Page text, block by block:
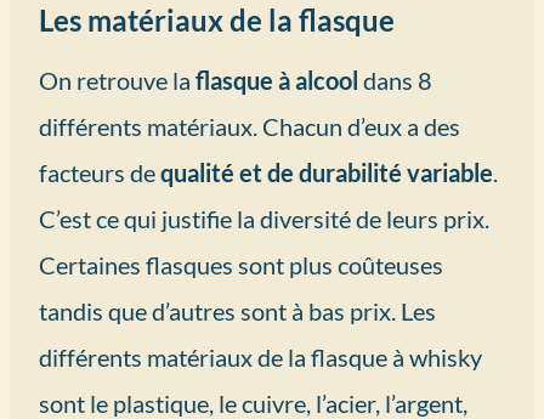
Les matériaux de la flasque
On retrouve la flasque à alcool dans 8
différents matériaux. Chacun d’eux a des
facteurs dequalité et de durabilité variable
C’est ce qui justifie la diversité de leurs prix.
Certaines flasques sont plus coûteuses
tandis que d’autres sont à bas prix. Les
différents matériaux de la flasque à whisky
sont le plastique, le cuivre, l’acier, l’argent,